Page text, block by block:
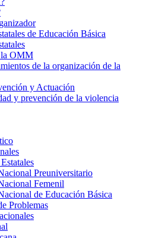
de Educación Básica
OMM
de la organización de la
y Actuación
y prevención de la violencia
Preuniversitario
Femenil
de Educación Básica
Problemas